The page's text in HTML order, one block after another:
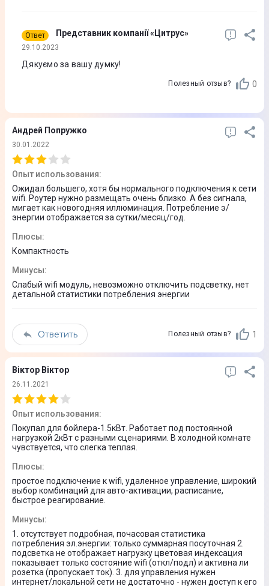
Материал
Пластик
Ответ Представник компанії «Цитрус»
29.10.2023
Дякуємо за вашу думку!
Полезный отзыв? 0
Андрей Попружко
30.01.2022
Опыт использования:
Ожидал большего, хотя бы нормального подключения к сети
wifi. Роутер нужно размещать очень близко. А без сигнала,
мигает как новогодняя иллюминация. Потребление э/
энергии отображается за сутки/месяц/год.
Плюсы:
Компактность
Минусы:
Слабый wifi модуль, невозможно отключить подсветку, нет
детальной статистики потребления энергии
Ответить Полезный отзыв? 1
Віктор Віктор
26.11.2021
Опыт использования:
Покупал для бойлера-1.5кВт. Работает под постоянной
нагрузкой 2кВт с разными сценариями. В холодной комнате
чувствуется, что слегка теплая.
Плюсы:
простое подключение к wifi, удаленное управление, широкий
выбор комбинаций для авто-активации, расписание,
быстрое реагирование.
Минусы:
1. отсутствует подробная, почасовая статистика
потребления эл.энергии: только суммарная посуточная 2.
подсветка не отображает нагрузку цветовая индексация
показывает только состояние wifi (откл/подл) и активна ли
розетка (пропускает ток). 3. для управления нужен
интернет/локальной сети не достаточно - нужен доступ к его